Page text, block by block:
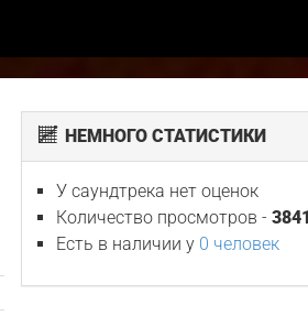
НЕМНОГО СТАТИСТИКИ
У саундтрека нет оценок
Количество просмотров -3841
Есть в наличии у 0 человек